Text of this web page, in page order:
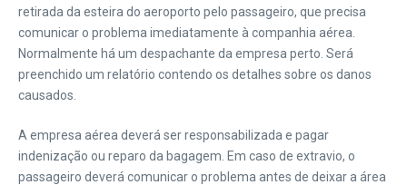
retirada da esteira do aeroporto pelo passageiro, que precisa
comunicar o problema imediatamente à companhia aérea.
Normalmente há um despachante da empresa perto. Será
preenchido um relatório contendo os detalhes sobre os danos
causados.
A empresa aérea deverá ser responsabilizada e pagar
indenização ou reparo da bagagem. Em caso de extravio, o
passageiro deverá comunicar o problema antes de deixar a área